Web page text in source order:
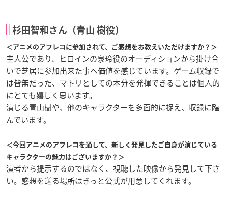
杉田智和さん（青山 樹役）
＜アニメのアフレコに参加されて、ご感想をお教えいただけますか？＞
主人公であり、ヒロインの泉玲役のオーディションから掛け合
いで芝居に参加出来た事へ価値を感じています。ゲーム収録で
は皆無だった、マトリとしての本分を発揮できることは個人的
にとても嬉しく思います。
演じる青山樹や、他のキャラクターを多面的に捉え、収録に臨
んでいます。
＜今回アニメのアフレコを通して、新しく発見したご自身が演じている
キャラクターの魅力はございますか？＞
演者から提示するのではなく、視聴した映像から発見して下さ
い。感想を送る場所はきっと公式が用意してくれます。